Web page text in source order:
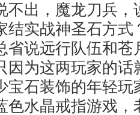
不出，魔龙刀兵，
结实战神圣石方式
省说远行队伍和苍
因为这两玩家的话
宝石装饰的年轻玩
色水晶戒指游戏，